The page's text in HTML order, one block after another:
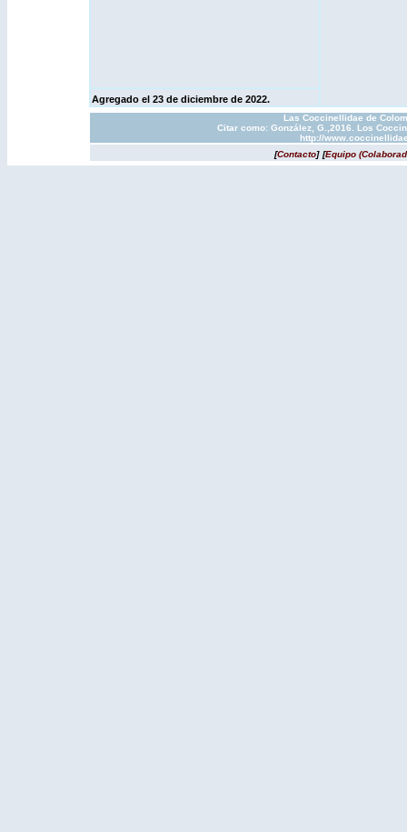
Agregado el 23 de diciembre de 2022.
Las Coccinellidae de
Citar como: González, G.,2016. Los
http://
[Contacto] [Equipo